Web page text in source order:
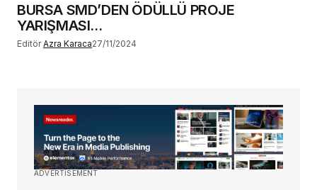
BURSA SMD’DEN ÖDÜLLÜ PROJE
YARIŞMASI…
Editör Azra Karaca27/11/2024
ADVERTISEMENT